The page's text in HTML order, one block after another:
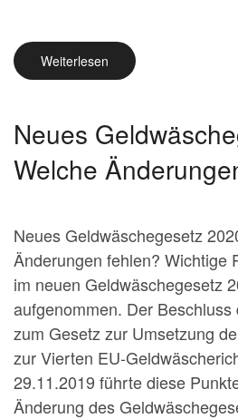
Weiterlesen
Neues
Welche
Neues Geldwäschegesetz
Änderungen fehlen? Wichtige
im neuen Geldwäschegesetz
aufgenommen. Der
zum Gesetz zur Umsetzung
zur Vierten EU-
29.11.2019 führte diese
Änderung des